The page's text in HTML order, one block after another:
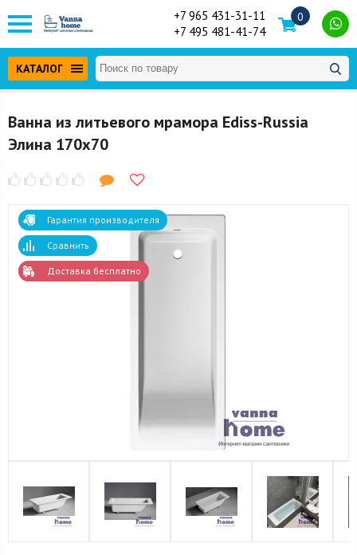
+7 965 431-31-11
+7 495 481-41-74
0
КАТАЛОГ
Ванна из литьевого мрамора Ediss-Russia
Элина 170x70
Гарантия производителя
Сравнить
Доставка бесплатно